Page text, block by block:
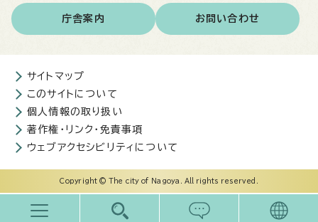
庁舎案内 お問い合わせ
サイトマップ
このサイトについて
個人情報の取り扱い
著作権・リンク・免責事項
ウェブアクセシビリティについて
Copyright © The city of Nagoya. All rights reserved.